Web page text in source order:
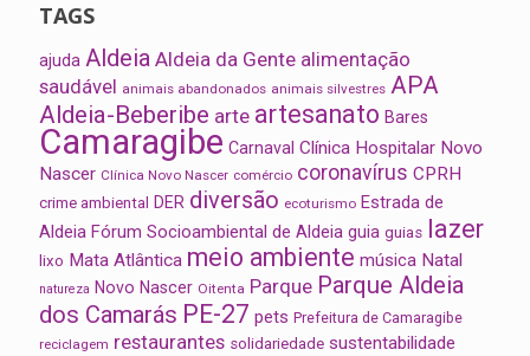
TAGS
ajuda Aldeia Aldeia da Gente alimentação
saudável animais abandonados animais silvestres APA
Aldeia-Beberibe arte artesanato Bares
Camaragibe Carnaval Clínica Hospitalar Novo
Nascer Clínica Novo Nascer comércio coronavírus CPRH
crime ambiental DER diversão ecoturismo Estrada de
Aldeia Fórum Socioambiental de Aldeia guia guias lazer
lixo Mata Atlântica meio ambiente música Natal
natureza Novo Nascer Oitenta Parque Parque Aldeia
dos Camarás PE-27 pets Prefeitura de Camaragibe
reciclagem restaurantes solidariedade sustentabilidade